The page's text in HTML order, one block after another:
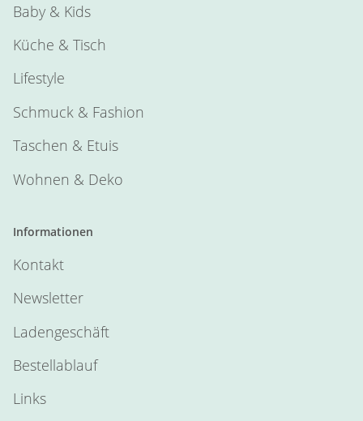
Baby & Kids
Küche & Tisch
Lifestyle
Schmuck & Fashion
Taschen & Etuis
Wohnen & Deko
Informationen
Kontakt
Newsletter
Ladengeschäft
Bestellablauf
Links